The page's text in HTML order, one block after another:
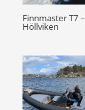
Finnmaster T7 –
Höllviken